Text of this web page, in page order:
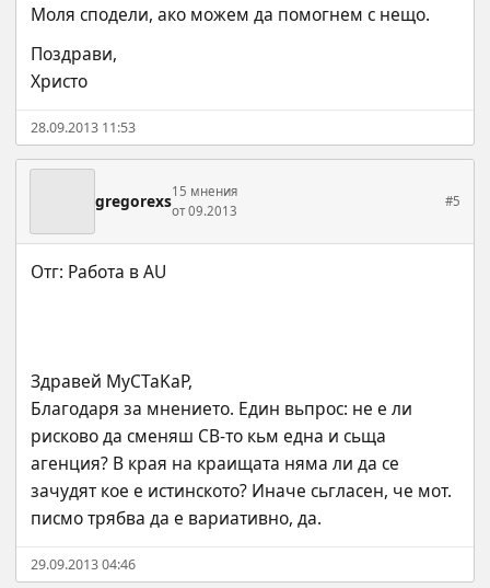
Моля сподели, ако можем да помогнем с нещо.
Поздрави,
Христо
28.09.2013 11:53
gregorexs15 мнения
от 09.2013
#5
Здравей MyCTaKaP,
Благодаря за мнението. Един вьпрос: не е ли
рисково да сменяш СВ-то кьм една и сьща
агенция? В края на краищата няма ли да се
зачудят кое е истинското? Иначе сьгласен, че мот.
писмо трябва да е вариативно, да.
29.09.2013 04:46